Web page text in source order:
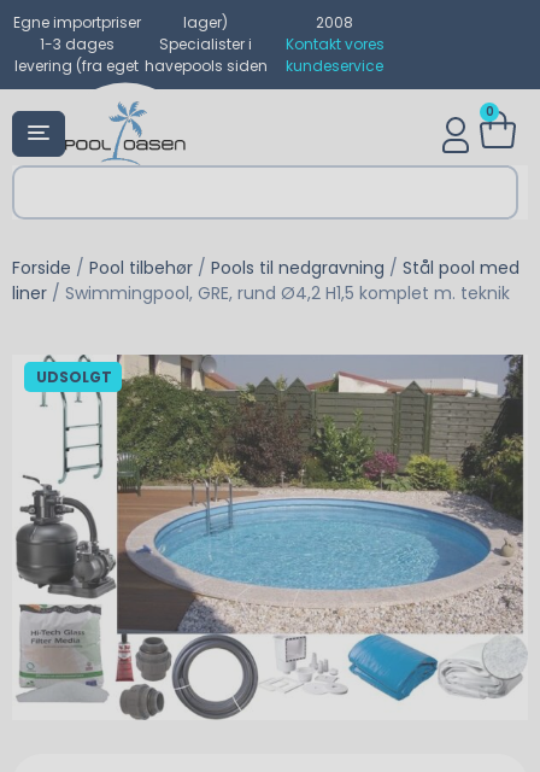
Egne importpriser
1-3 dages
levering (fra eget
lager)
Specialister i
havepools siden
2008
Kontakt vores
kundeservice
0
Forside / Pool tilbehør / Pools til nedgravning / Stål pool med
liner / Swimmingpool, GRE, rund Ø4,2 H1,5 komplet m. teknik
UDSOLGT